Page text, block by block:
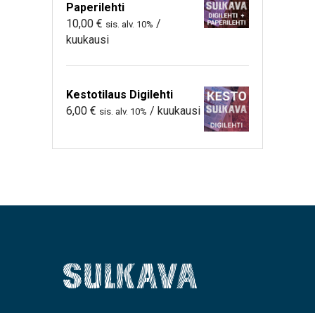
Paperilehti
10,00 € sis. alv. 10% /
kuukausi
Kestotilaus Digilehti
6,00 € sis. alv. 10% / kuukausi